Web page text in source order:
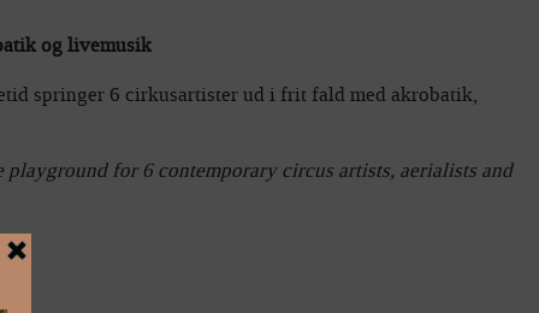
og livemusik
springer 6 cirkusartister ud i frit fald med akrobatik,
for 6 contemporary circus artists, aerialists and